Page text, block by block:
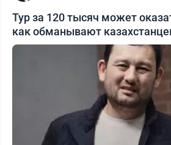
Тур за 120 тысяч может
как обманывают